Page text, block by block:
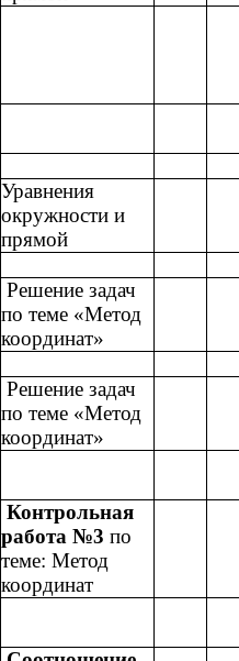
Уравнения
окружности и
прямой
Решение задач
по теме «Метод
координат»
Решение задач
по теме «Метод
координат»
Контрольная
работа №3 по
теме: Метод
координат